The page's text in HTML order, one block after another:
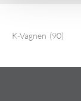
K-Vagnen (90)